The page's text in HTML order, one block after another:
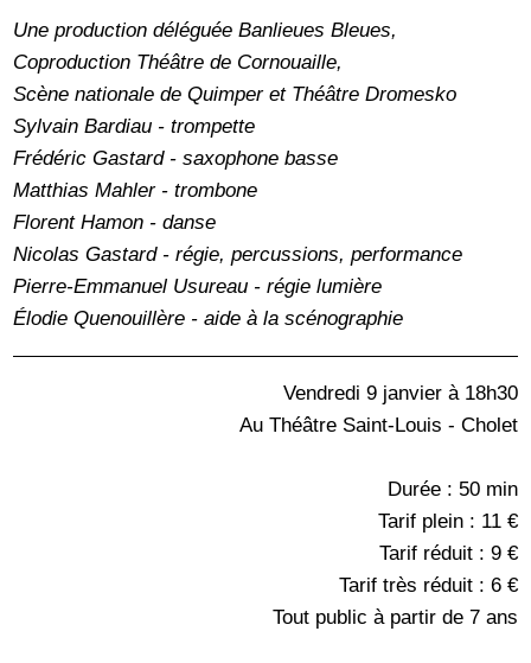
Une production déléguée Banlieues Bleues,
Coproduction Théâtre de Cornouaille,
Scène nationale de Quimper et Théâtre Dromesko
Sylvain Bardiau - trompette
Frédéric Gastard - saxophone basse
Matthias Mahler - trombone
Florent Hamon - danse
Nicolas Gastard - régie, percussions, performance
Pierre-Emmanuel Usureau - régie lumière
Élodie Quenouillère - aide à la scénographie
Vendredi 9 janvier à 18h30
Au Théâtre Saint-Louis - Cholet
Durée : 50 min
Tarif plein : 11 €
Tarif réduit : 9 €
Tarif très réduit : 6 €
Tout public à partir de 7 ans